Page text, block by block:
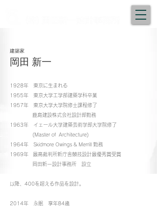
​建築家
岡田 新一
1928年 東京に生まれる
1955年 東京大学工学部建築学科卒業
1957年 東京大学大学院修士課程修了
鹿島建設株式会社設計部勤務
1963年 イェール大学建築芸術学部大学院修了
(Master of Architecture)
1964年 Skidmore Owings & Merrill 勤務
1969年 最高裁判所新庁舎競技設計最優秀賞受賞
岡田新一設計事務所 設立
以降、400を超える作品を設計。
2014年 永眠 享年84歳